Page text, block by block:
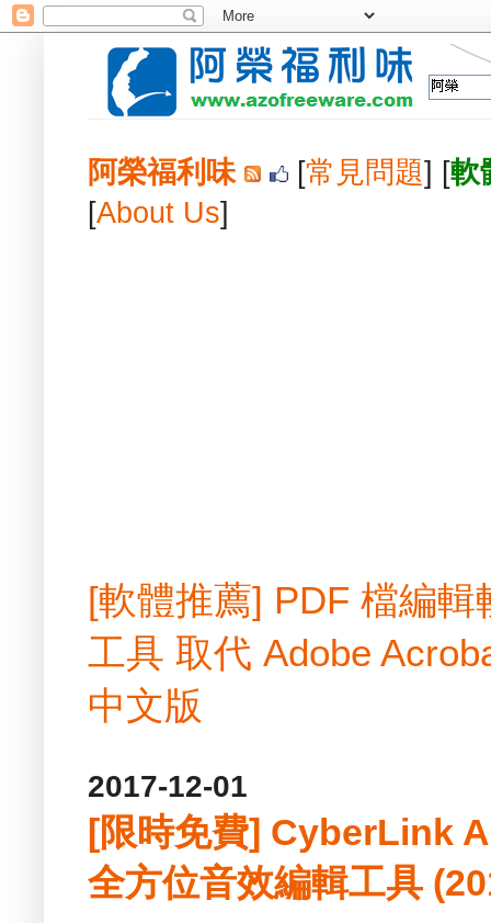
阿榮福利味 [常見問題] [軟
[About Us]
[軟體推薦] PDF 檔編
工具 取代 Adobe
中文版
2017-12-01
[限時免費] CyberLink
全方位音效編輯工具